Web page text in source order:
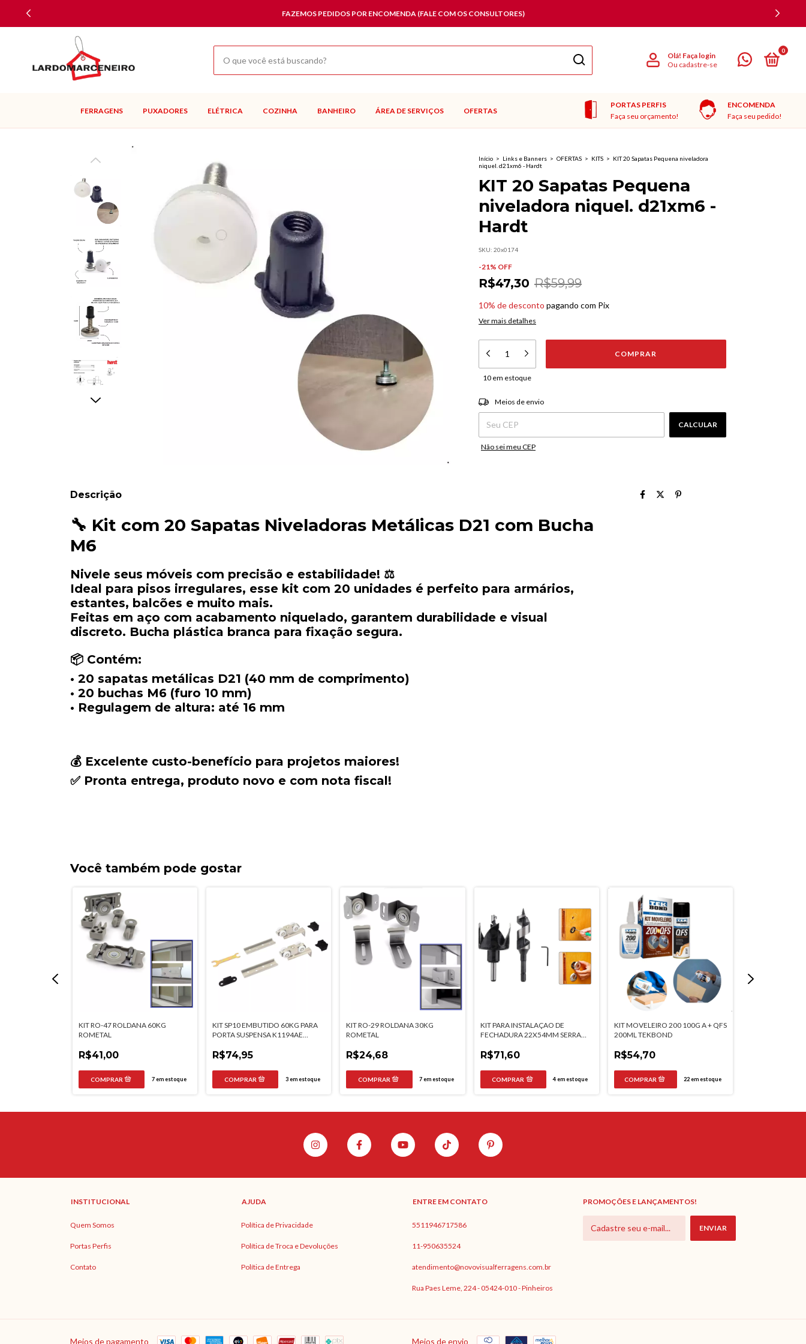
FAZEMOS PEDIDOS POR ENCOMENDA (FALE COM OS CONSULTORES)
Olá! Faça login
Ou cadastre-se
0
FERRAGENS PUXADORES ELÉTRICA COZINHA BANHEIRO ÁREA DE SERVIÇOS OFERTAS
PORTAS PERFIS
Faça seu orçamento!
ENCOMENDA
Faça seu pedido!
Início > Links e Banners > OFERTAS > KITS > KIT 20 Sapatas Pequena niveladora
niquel. d21xm6 - Hardt
KIT 20 Sapatas Pequena
niveladora niquel. d21xm6 -
Hardt
SKU: 20x0174
-21% OFF
R$47,30 R$59,99
10% de desconto pagando com Pix
Ver mais detalhes
10 em estoque
Entregas para o CEP:
Meios de envio
CALCULAR
Não sei meu CEP
Descrição
🔧 Kit com 20 Sapatas Niveladoras Metálicas D21 com Bucha
M6
Nivele seus móveis com precisão e estabilidade! ⚖️
Ideal para pisos irregulares, esse kit com 20 unidades é perfeito para armários,
estantes, balcões e muito mais.
Feitas em aço com acabamento niquelado, garantem durabilidade e visual
discreto. Bucha plástica branca para fixação segura.
📦 Contém:
• 20 sapatas metálicas D21 (40 mm de comprimento)
• 20 buchas M6 (furo 10 mm)
• Regulagem de altura: até 16 mm
💰 Excelente custo-benefício para projetos maiores!
✅ Pronta entrega, produto novo e com nota fiscal!
Você também pode gostar
KIT RO-47 ROLDANA 60KG
ROMETAL
R$41,00
7em estoque
KIT SP10 EMBUTIDO 60KG PARA
PORTA SUSPENSA K1194AE
R$74,95
3em estoque
KIT RO-29 ROLDANA 30KG
ROMETAL
R$24,68
7em estoque
KIT PARA INSTALAÇAO DE
FECHADURA 22X54MM SERRA
R$71,60
4em estoque
KIT MOVELEIRO 200 100G A + QFS
200ML TEKBOND
R$54,70
22em estoque
INSTITUCIONAL
Quem Somos
Portas Perfis
Contato
AJUDA
Política de Privacidade
Política de Troca e Devoluções
Política de Entrega
ENTRE EM CONTATO
5511946717586
11-950635524
atendimento@novovisualferragens.com.br
Rua Paes Leme, 224 - 05424-010 - Pinheiros
PROMOÇÕES E LANÇAMENTOS!
Meios de pagamento Meios de envio